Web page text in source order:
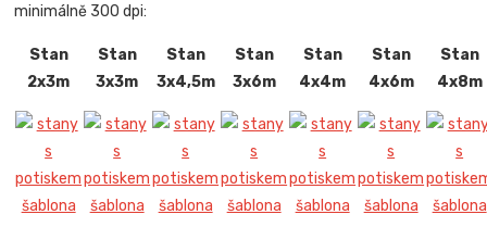
minimálně 300 dpi:
Stan
2x3m
Stan
3x3m
Stan
3x4,5m
Stan
3x6m
Stan
4x4m
Stan
4x6m
Stan
4x8m